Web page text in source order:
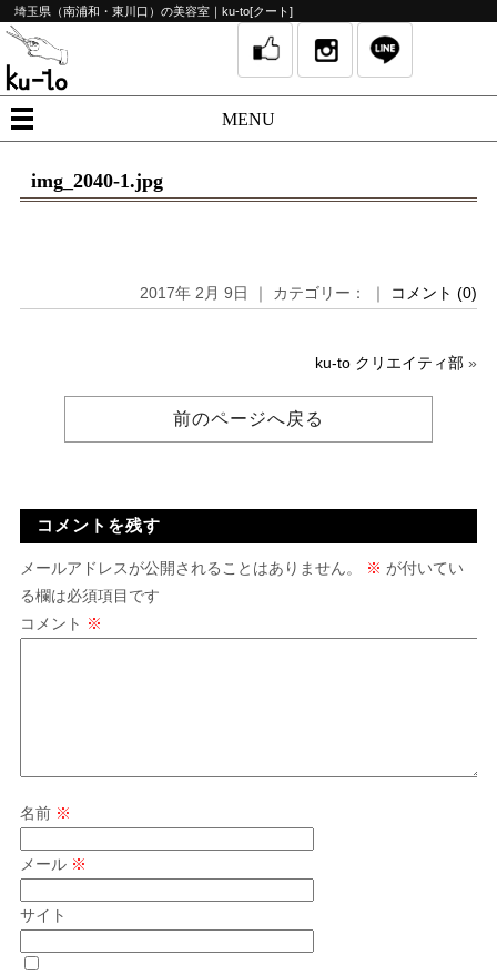
埼玉県（南浦和・東川口）の美容室｜ku-to[クート]
MENU
img_2040-1.jpg
2017年 2月 9日 ｜ カテゴリー： ｜ コメント (0)
ku-to クリエイティ部 »
前のページへ戻る
コメントを残す
メールアドレスが公開されることはありません。 ※ が付いてい
る欄は必須項目です
コメント ※
名前 ※
メール ※
サイト